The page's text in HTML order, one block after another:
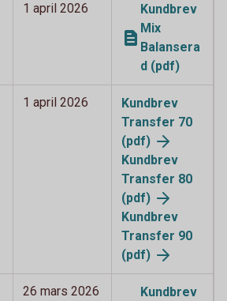
1 april 2026
Kundbrev
Mix
Balansera
d (pdf)
1 april 2026
Kundbrev
Transfer 70
(pdf)
Kundbrev
Transfer 80
(pdf)
Kundbrev
Transfer 90
(pdf)
26 mars 2026
Kundbrev